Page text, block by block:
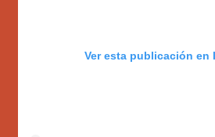
Ver esta publicación en